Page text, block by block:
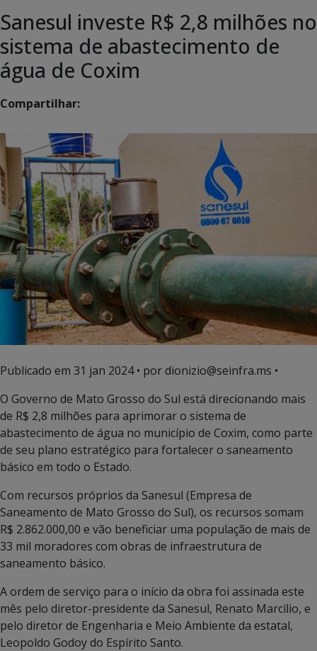
Sanesul investe R$ 2,8 milhões no
sistema de abastecimento de
água de Coxim
Compartilhar:
Publicado em 31 jan 2024• por dionizio@seinfra.ms •
O Governo de Mato Grosso do Sul está direcionando mais
de R$ 2,8 milhões para aprimorar o sistema de
abastecimento de água no município de Coxim, como parte
de seu plano estratégico para fortalecer o saneamento
básico em todo o Estado.
Com recursos próprios da Sanesul (Empresa de
Saneamento de Mato Grosso do Sul), os recursos somam
R$ 2.862.000,00 e vão beneficiar uma população de mais de
33 mil moradores com obras de infraestrutura de
saneamento básico.
A ordem de serviço para o início da obra foi assinada este
mês pelo diretor-presidente da Sanesul, Renato Marcílio, e
pelo diretor de Engenharia e Meio Ambiente da estatal,
Leopoldo Godoy do Espírito Santo.